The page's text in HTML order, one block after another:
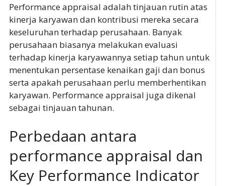
Performance appraisal adalah tinjauan rutin atas
kinerja karyawan dan kontribusi mereka secara
keseluruhan terhadap perusahaan. Banyak
perusahaan biasanya melakukan evaluasi
terhadap kinerja karyawannya setiap tahun untuk
menentukan persentase kenaikan gaji dan bonus
serta apakah perusahaan perlu memberhentikan
karyawan. Performance appraisal juga dikenal
sebagai tinjauan tahunan.
Perbedaan antara
performance appraisal dan
Key Performance Indicator